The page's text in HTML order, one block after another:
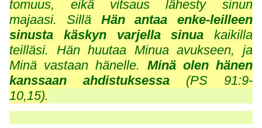
tomuus, eikä vitsaus lähesty sinun
majaasi. Sillä Hän antaa enke-leilleen
sinusta käskyn
varjella sinua kaikilla
teilläsi. Hän huutaa Minua avukseen, ja
Minä vastaan hänelle. Minä olen hänen
kanssaan ahdistuksessa (PS 91:9-
10,15).